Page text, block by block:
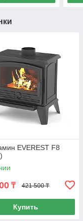
EVEREST F8
₸ 421 500 ₸
Купить